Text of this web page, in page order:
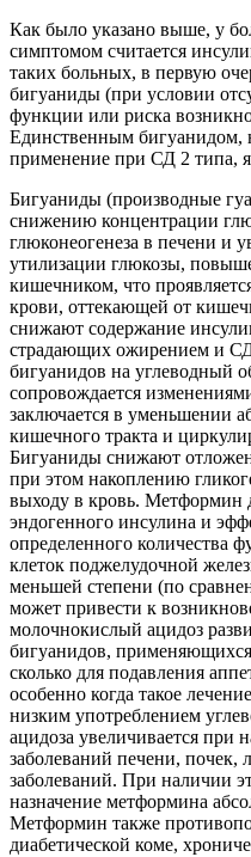
Как было указано выше, у
симптомом считается
таких больных, в первую
бигуаниды (при условии
функции или риска
Единственным бигуанидом,
применение при СД 2 типа,
Бигуаниды (производные
снижению концентрации
глюконеогенеза в печени и
утилизации глюкозы,
кишечником, что
крови, оттекающей от
снижают содержание
страдающих ожирением и
бигуанидов на углеводный
сопровождается
заключается в уменьшении
кишечного тракта и
Бигуаниды снижают
при этом накоплению
выходу в кровь. Метформин
эндогенного инсулина и
определенного количества
клеток поджелудочной
меньшей степени (по
может привести к
молочнокислый ацидоз
бигуанидов,
сколько для подавления
особенно когда такое
низким употреблением
ацидоза увеличивается при
заболеваний печени, почек,
заболеваний. При наличии
назначение метформина
Метформин также
диабетической коме,